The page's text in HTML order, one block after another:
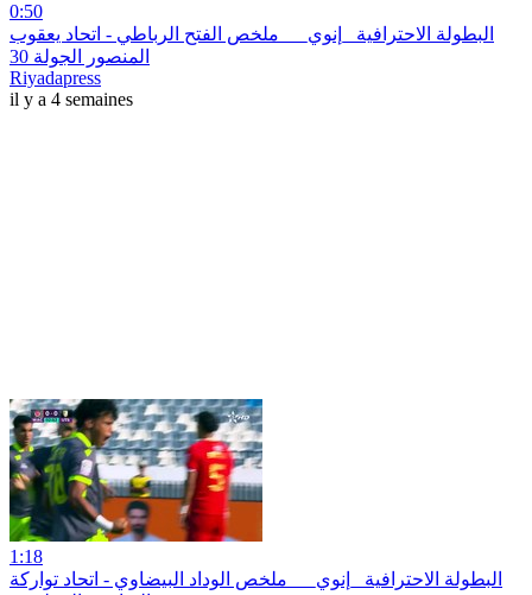
0:50
البطولة الاحترافية _إنوي_ _ ملخص الفتح الرباطي - اتحاد يعقوب
المنصور الجولة 30
Riyadapress
il y a 4 semaines
1:18
البطولة الاحترافية _إنوي_ _ ملخص الوداد البيضاوي - اتحاد تواركة